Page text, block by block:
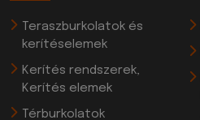
Teraszburkolatok és
kerítéselemek
Kerítés rendszerek,
Kerítés elemek
Térburkolatok